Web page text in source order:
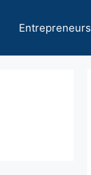
Entrepreneurs